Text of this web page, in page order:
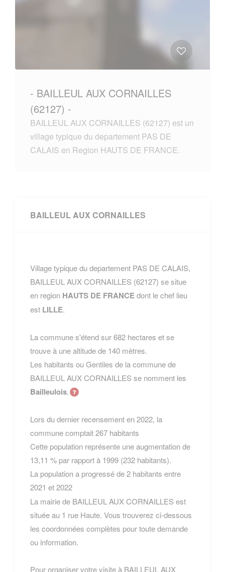
- BAILLEUL AUX CORNAILLES
(62127) -
BAILLEUL AUX CORNAILLES (62127) est un
village typique du departement PAS DE
CALAIS en Region HAUTS DE FRANCE.
BAILLEUL AUX CORNAILLES
Village typique du departement PAS DE CALAIS,
BAILLEUL AUX CORNAILLES (62127) se situe
en region HAUTS DE FRANCEdont le chef lieu
est LILLE.
La commune s'étend sur 682 hectares et se
trouve à une altitude de 140 mètres.
Les habitants ou Gentiles de la commune de
BAILLEUL AUX CORNAILLES se nomment les
Bailleulois.
Lors du dernier recensement en 2022, la
commune comptait 267 habitants
Cette population représente une augmentation de
13,11 % par rapport à 1999 (232 habitants).
La population a progressé de 2 habitants entre
2021 et 2022
La mairie de BAILLEUL AUX CORNAILLES est
située au 1 rue Haute. Vous trouverez ci-dessous
les coordonnées complètes pour toute demande
ou information.
Pour organiser votre visite à BAILLEUL AUX